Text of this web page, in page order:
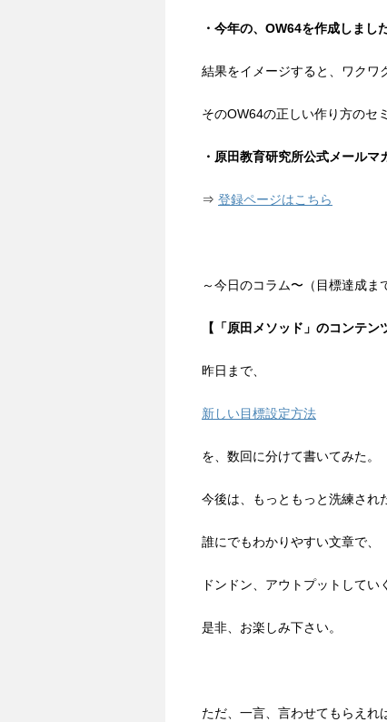
・今年の、OW64を作成しまし
結果をイメージすると、ワクワ
そのOW64の正しい作り方のセ
・原田教育研究所公式メールマ
⇒ 登録ページはこちら
～今日のコラム〜（目標達成ま
【「原田メソッド」のコンテン
昨日まで、
新しい目標設定方法
を、数回に分けて書いてみた。
今後は、もっともっと洗練され
誰にでもわかりやすい文章で、
ドンドン、アウトプットしてい
是非、お楽しみ下さい。
ただ、一言、言わせてもらえれ